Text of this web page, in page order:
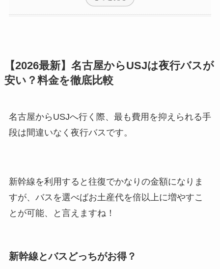
【2026最新】名古屋からUSJは夜行バスが
安い？料金を徹底比較
名古屋からUSJへ行く際、最も費用を抑えられる手
段は間違いなく夜行バスです。
新幹線を利用すると往復でかなりの金額になりま
すが、バスを選べばお土産代を倍以上に増やすこ
とが可能、と言えますね！
新幹線とバスどっちがお得？